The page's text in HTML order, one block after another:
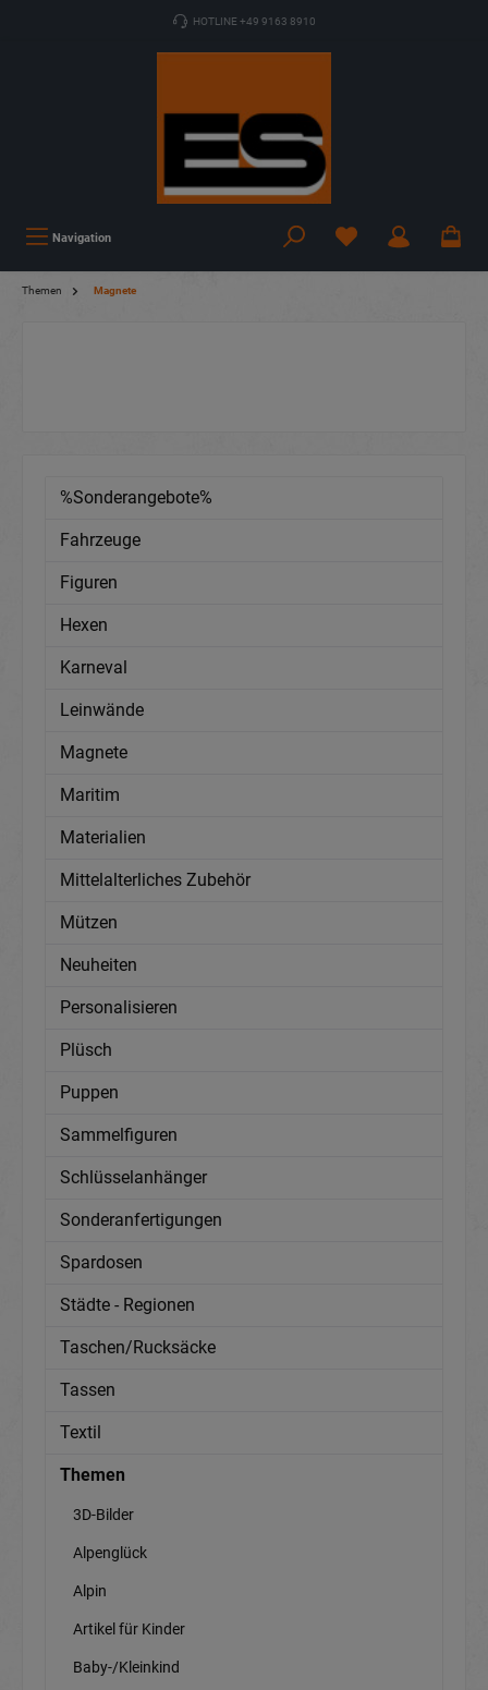
HOTLINE +49 9163 8910
Navigation
Themen Magnete
%Sonderangebote%
Fahrzeuge
Figuren
Hexen
Karneval
Leinwände
Magnete
Maritim
Materialien
Mittelalterliches Zubehör
Mützen
Neuheiten
Personalisieren
Plüsch
Puppen
Sammelfiguren
Schlüsselanhänger
Sonderanfertigungen
Spardosen
Städte - Regionen
Taschen/Rucksäcke
Tassen
Textil
Themen
3D-Bilder
Alpenglück
Alpin
Artikel für Kinder
Baby-/Kleinkind